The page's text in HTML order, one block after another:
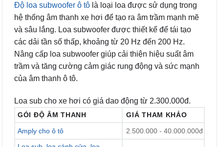
Độ loa subwoofer ô tô là loại loa được sử dụng trong
hệ thống âm thanh xe hơi để tạo ra âm trầm mạnh mẽ
và sâu lắng. Loa subwoofer được thiết kế để tái tạo
các dải tần số thấp, khoảng từ 20 Hz đến 200 Hz.
Nâng cấp loa subwoofer giúp cải thiện hiệu suất âm
trầm và tăng cường cảm giác rung động và sức mạnh
của âm thanh ô tô.
Loa sub cho xe hơi có giá dao động từ 2.300.000đ.
GÓI ĐỘ ÂM THANH GIÁ THAM KHẢO
Amply cho ô tô
2.500.000 - 40.000.000đ